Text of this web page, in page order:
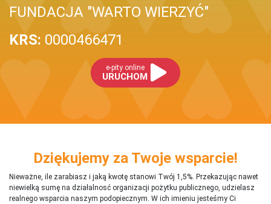
FUNDACJA "WARTO WIERZYĆ"
KRS: 0000466471
e-pity online
URUCHOM
Dziękujemy za Twoje wsparcie!
Nieważne, ile zarabiasz i jaką kwotę stanowi Twój 1,5%. Przekazując nawet
niewielką sumę na działalnosć organizacji pożytku publicznego, udzielasz
realnego wsparcia naszym podopiecznym. W ich imieniu jesteśmy Ci